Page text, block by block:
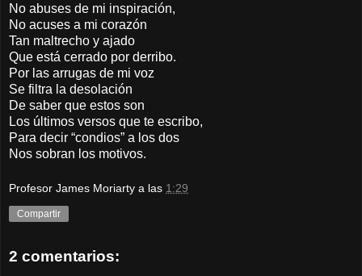
No abuses de mi inspiración,
No acuses a mi corazón
Tan maltrecho y ajado
Que está cerrado por derribo.
Por las arrugas de mi voz
Se filtra la desolación
De saber que estos son
Los últimos versos que te escribo,
Para decir “condios” a los dos
Nos sobran los motivos.
Profesor James Moriarty a las 1:29
Compartir
2 comentarios: